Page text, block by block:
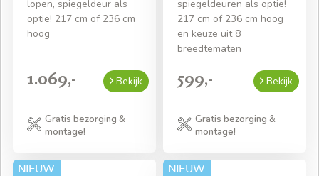
lopen, spiegeldeur als
optie! 217 cm of 236 cm
hoog
1.069,- Bekijk
Gratis bezorging &
montage!
spiegeldeuren als optie!
217 cm of 236 cm hoog
en keuze uit 8
breedtematen
599,- Bekijk
Gratis bezorging &
montage!